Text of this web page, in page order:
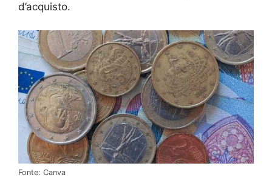
d’acquisto.
Fonte: Canva